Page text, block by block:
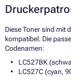
Diese Toner sind mit
kompatibel. Die
Codenamen:
LC527BK
LC527C (cyan,